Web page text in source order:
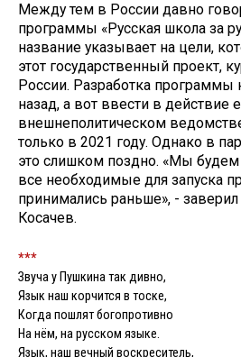
Между тем в России давно
программы «Русская школа за
название указывает на цели,
этот государственный проект,
России. Разработка программы
назад, а вот ввести в действие
внешнеполитическом
только в 2021 году. Однако в
это слишком поздно. «Мы будем
все необходимые для запуска
принимались раньше», - заверил
Косачев.
***
Звуча у Пушкина так дивно,
Язык наш корчится в тоске,
Когда пошлят богопротивно
На нём, на русском языке.
Язык, наш вечный воскреситель,